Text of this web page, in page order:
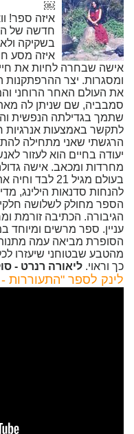
￼
איזה ספר!
חדשה של
בשקיקה ולא
איזה מסע
אישה שבחרה לחיות את
ומסגרות. יצר
את העולם האחר הרוחני
סמבביה, שם שניתן לה
שתמך בגדילתה הנפשית
לתקשר באמצעות אנרגיות
הרגשתי שאני מתחילה
יעודה בחיים הוא לעזור
מחרדות ומכאב. אישה
להנחות סדנאות הילינג,
הספר מחולק לשלושה
הגיבורה. הכתיבה זורמת
עניין. ספר מרשים ומיוחד
הסופרת מביאה עמה מתנות
מהטבע שבטוחני שיעזרו
כך וראוי. ליאורה רנרט -
לינק לספר "התעוררות -